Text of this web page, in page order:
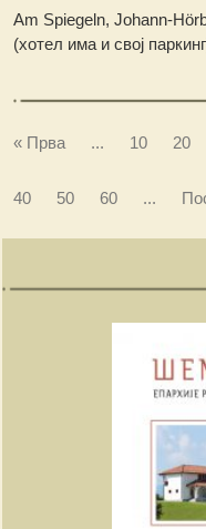
Am Spiegeln, Johann-
(хотел има и свој
« Прва ... 10 20
40
50 60 ...